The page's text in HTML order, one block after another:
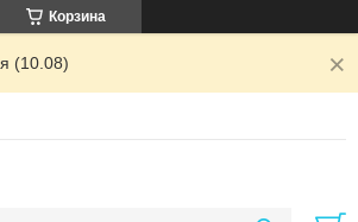
Корзина
(10.08)